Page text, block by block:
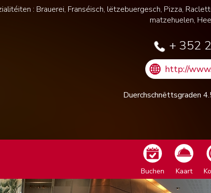
: Brauerei, Franséisch, lëtzebuergesch, Pizza,
matzehuelen,
+ 352
http://
Duerchschnëttsgraden
Buchen Kaart